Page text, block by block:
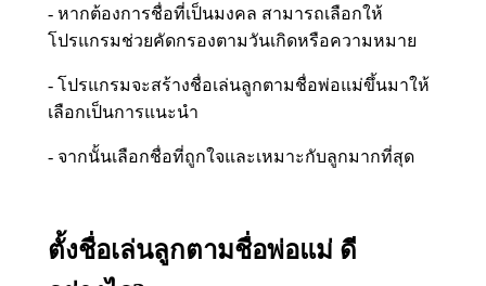
- หากต้องการชื่อที่เป็นมงคล สามารถเลือกให้
โปรแกรมช่วยคัดกรองตามวันเกิดหรือความหมาย
- โปรแกรมจะสร้างชื่อเล่นลูกตามชื่อพ่อแม่ขึ้นมาให้
เลือกเป็นการแนะนำ
- จากนั้นเลือกชื่อที่ถูกใจและเหมาะกับลูกมากที่สุด
ตั้งชื่อเล่นลูกตามชื่อพ่อแม่ ดี